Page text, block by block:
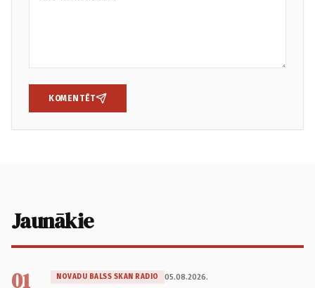
KOMENTĒT
Jaunākie
01 NOVADU BALSS SKAN RADIO 05.08.2026.